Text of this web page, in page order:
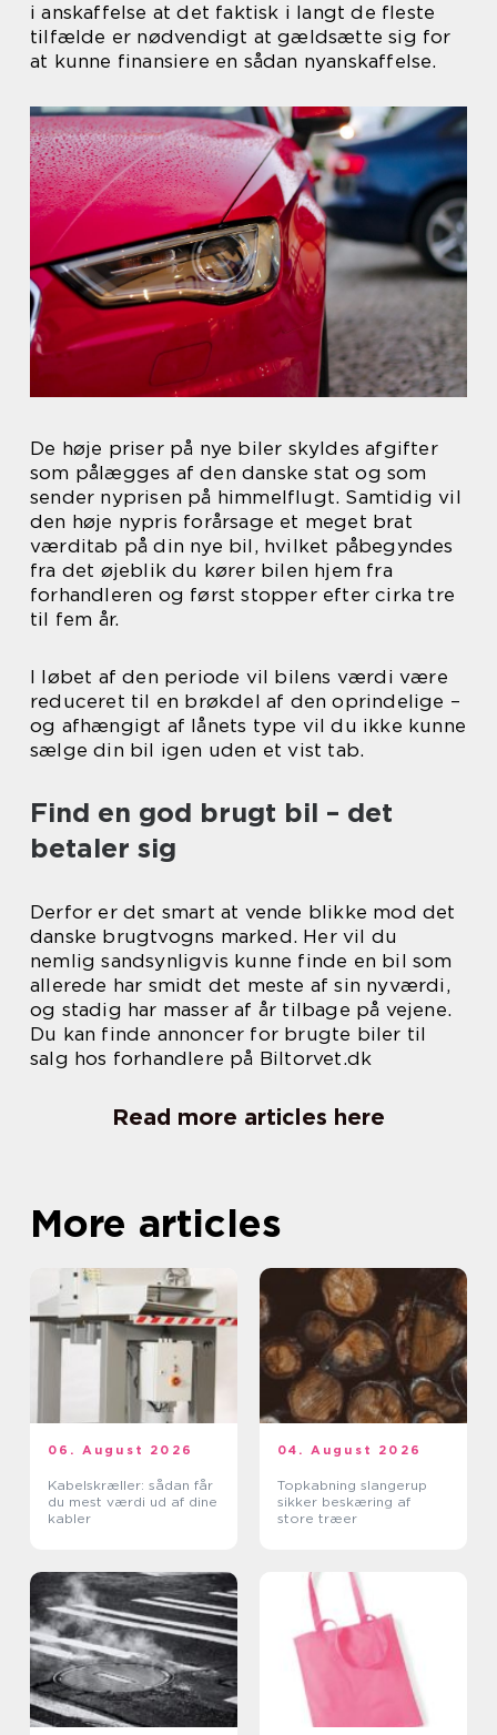
i anskaffelse at det faktisk i langt de fleste
tilfælde er nødvendigt at gældsætte sig for
at kunne finansiere en sådan nyanskaffelse.
De høje priser på nye biler skyldes afgifter
som pålægges af den danske stat og som
sender nyprisen på himmelflugt. Samtidig vil
den høje nypris forårsage et meget brat
værditab på din nye bil, hvilket påbegyndes
fra det øjeblik du kører bilen hjem fra
forhandleren og først stopper efter cirka tre
til fem år.
I løbet af den periode vil bilens værdi være
reduceret til en brøkdel af den oprindelige –
og afhængigt af lånets type vil du ikke kunne
sælge din bil igen uden et vist tab.
Find en god brugt bil – det
betaler sig
Derfor er det smart at vende blikke mod det
danske brugtvogns marked. Her vil du
nemlig sandsynligvis kunne finde en bil som
allerede har smidt det meste af sin nyværdi,
og stadig har masser af år tilbage på vejene.
Du kan finde annoncer for brugte biler til
salg hos forhandlere på Biltorvet.dk
Read more articles here
More articles
06. August 2026
Kabelskræller: sådan får
du mest værdi ud af dine
kabler
04. August 2026
Topkabning slangerup
sikker beskæring af
store træer